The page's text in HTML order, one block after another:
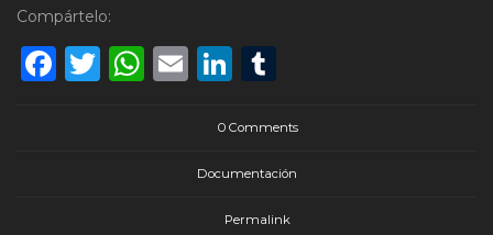
Compártelo:
Facebook
Twitter
WhatsApp
EmailLinkedIn
0 Comments
Documentación
Permalink